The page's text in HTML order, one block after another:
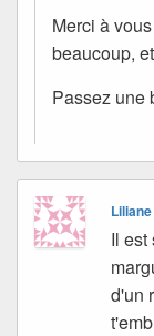
Merci à
beaucoup,
Passez une
Liliane
Il est
d'un